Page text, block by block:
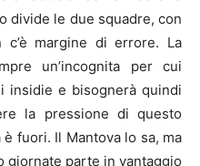
divide le due squadre, con
margine di errore. La
un’incognita per cui
insidie e bisognerà quindi
la pressione di questo
fuori. Il Mantova lo sa, ma
giornate parte in vantaggio